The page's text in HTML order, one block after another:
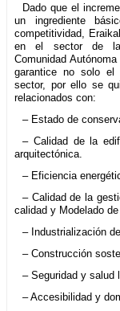
Dado que el
un ingrediente
competitividad,
en el sector de la
Comunidad
garantice no solo
sector, por ello se
relacionados con:
– Estado de
– Calidad de la
arquitectónica.
– Eficiencia
– Calidad de la
calidad y Modelado
– Industrialización
– Construcción
– Seguridad y salud
– Accesibilidad y